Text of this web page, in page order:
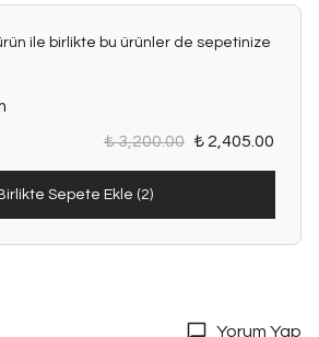
ile birlikte bu ürünler de sepetinize
₺ 3,200.00 ₺ 2,405.00
Sepete Ekle (2)
Yorum Yap